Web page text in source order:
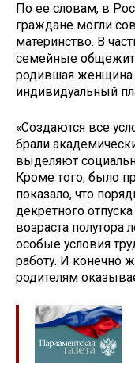
По ее словам, в
граждане могли
материнство. В
семейные
родившая женщина
индивидуальный
«Создаются все
брали
выделяют
Кроме того, было
показало, что
декретного
возраста полутора
особые условия
работу. И конечно
родителям